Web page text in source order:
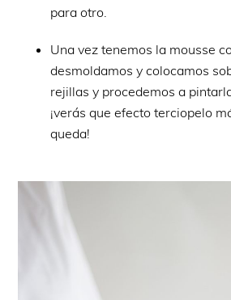
para otro.
Una vez tenemos la mousse
desmoldamos y colocamos
rejillas y procedemos a
¡verás que efecto terciopelo
queda!